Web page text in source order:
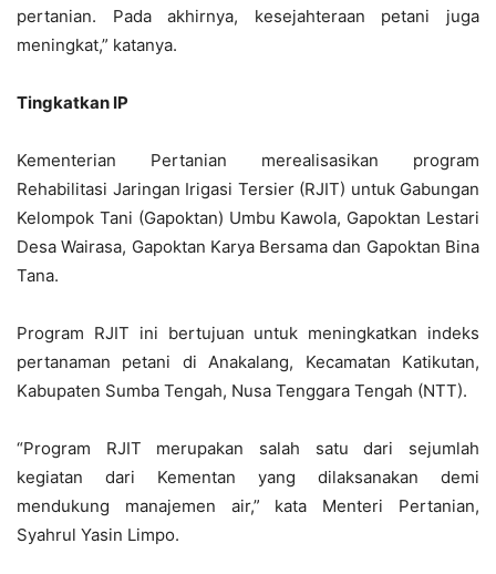
pertanian. Pada akhirnya, kesejahteraan petani juga
meningkat,” katanya.
Tingkatkan IP
Kementerian Pertanian merealisasikan program
Rehabilitasi Jaringan Irigasi Tersier (RJIT) untuk Gabungan
Kelompok Tani (Gapoktan) Umbu Kawola, Gapoktan Lestari
Desa Wairasa, Gapoktan Karya Bersama dan Gapoktan Bina
Tana.
Program RJIT ini bertujuan untuk meningkatkan indeks
pertanaman petani di Anakalang, Kecamatan Katikutan,
Kabupaten Sumba Tengah, Nusa Tenggara Tengah (NTT).
“Program RJIT merupakan salah satu dari sejumlah
kegiatan dari Kementan yang dilaksanakan demi
mendukung manajemen air,” kata Menteri Pertanian,
Syahrul Yasin Limpo.